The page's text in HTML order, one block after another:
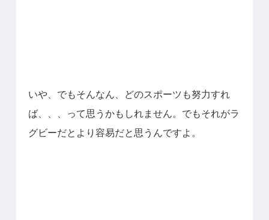
いや、でもそんなん、どのスポーツも努力すれ
ば、、、って思うかもしれません。でもそれがラ
グビーだとより容易だと思うんですよ。